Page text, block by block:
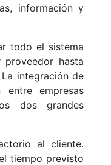
información y
todo el sistema
hasta
integración de
empresas
dos grandes
al cliente.
tiempo previsto